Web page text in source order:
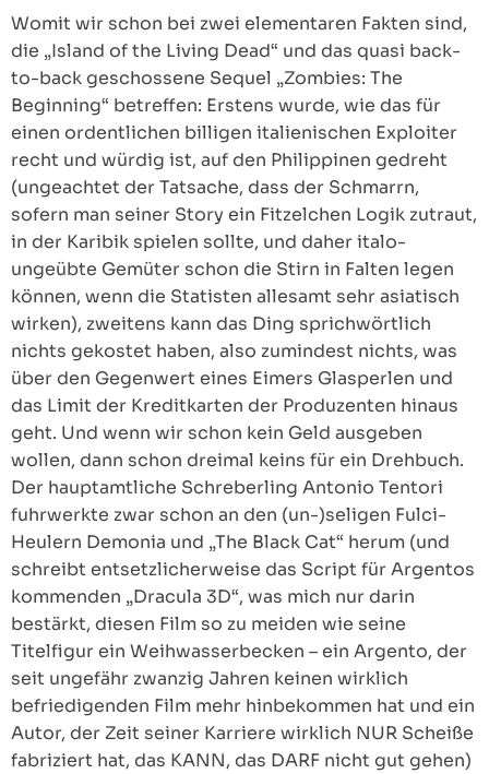
Womit wir schon bei zwei elementaren Fakten sind,
die „Island of the Living Dead“ und das quasi back-
to-back geschossene Sequel „Zombies: The
Beginning“ betreffen: Erstens wurde, wie das für
einen ordentlichen billigen italienischen Exploiter
recht und würdig ist, auf den Philippinen gedreht
(ungeachtet der Tatsache, dass der Schmarrn,
sofern man seiner Story ein Fitzelchen Logik zutraut,
in der Karibik spielen sollte, und daher italo-
ungeübte Gemüter schon die Stirn in Falten legen
können, wenn die Statisten allesamt sehr asiatisch
wirken), zweitens kann das Ding sprichwörtlich
nichts gekostet haben, also zumindest nichts, was
über den Gegenwert eines Eimers Glasperlen und
das Limit der Kreditkarten der Produzenten hinaus
geht. Und wenn wir schon kein Geld ausgeben
wollen, dann schon dreimal keins für ein Drehbuch.
Der hauptamtliche Schreberling Antonio Tentori
fuhrwerkte zwar schon an den (un-)seligen Fulci-
Heulern Demonia und „The Black Cat“ herum (und
schreibt entsetzlicherweise das Script für Argentos
kommenden „Dracula 3D“, was mich nur darin
bestärkt, diesen Film so zu meiden wie seine
Titelfigur ein Weihwasserbecken – ein Argento, der
seit ungefähr zwanzig Jahren keinen wirklich
befriedigenden Film mehr hinbekommen hat und ein
Autor, der Zeit seiner Karriere wirklich NUR Scheiße
fabriziert hat, das KANN, das DARF nicht gut gehen)